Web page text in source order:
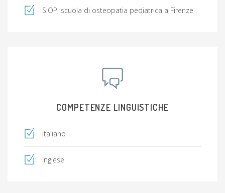
SIOP, scuola di osteopatia pediatrica a Firenze
COMPETENZE LINGUISTICHE
Italiano
Inglese